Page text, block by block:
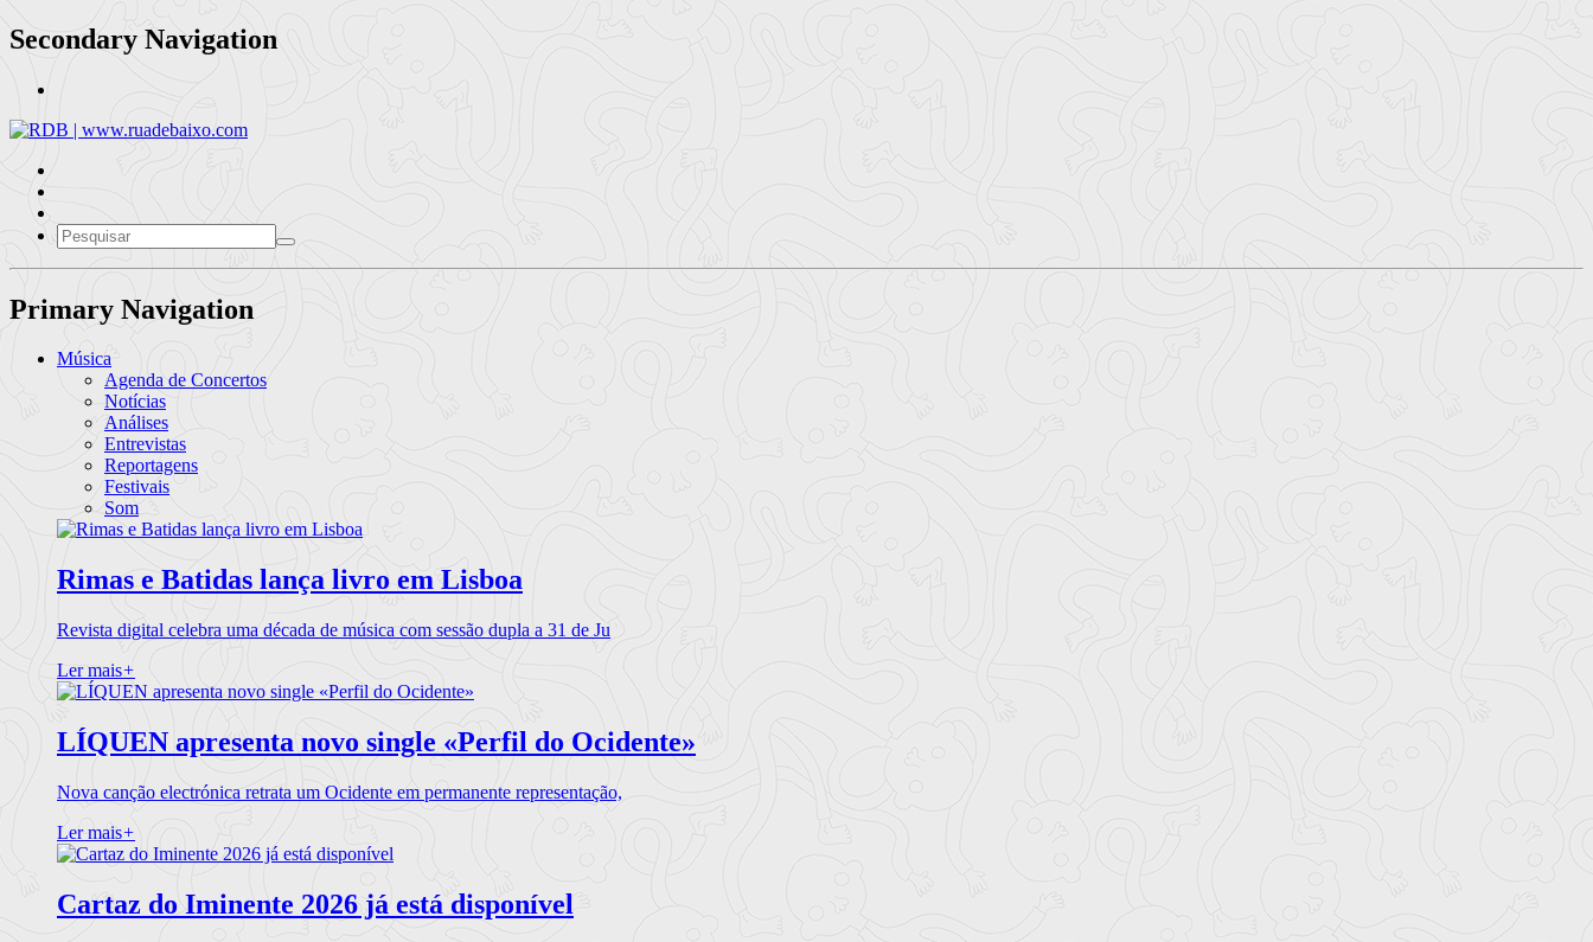
Secondary Navigation
Primary Navigation
Música
Agenda de Concertos
Notícias
Análises
Entrevistas
Reportagens
Festivais
Som
Rimas e Batidas lança livro em Lisboa
Revista digital celebra uma década de música com sessão dupla a 31 de Ju
Ler mais+
LÍQUEN apresenta novo single «Perfil do Ocidente»
Nova canção electrónica retrata um Ocidente em permanente representação,
Ler mais+
Cartaz do Iminente 2026 já está disponível